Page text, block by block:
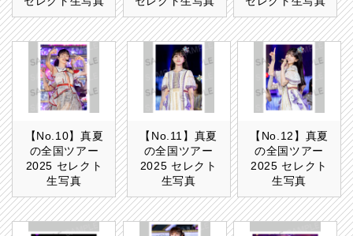
【No.10】真夏
の全国ツアー
2025 セレクト
生写真
【No.11】真夏
の全国ツアー
2025 セレクト
生写真
【No.12】真夏
の全国ツアー
2025 セレクト
生写真